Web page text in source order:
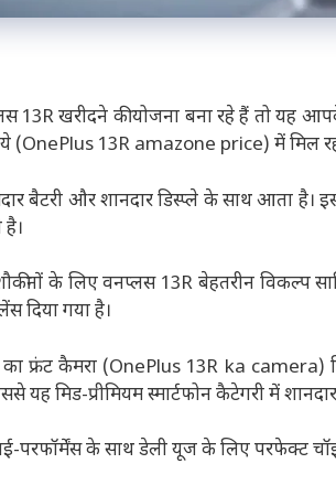
खरीदने की योजना बना रहे हैं तो यह
(OnePlus 13R amazone price) में मिल
बैटरी और शानदार डिस्प्ले के साथ आता
है।
के लिए वनप्लस 13R बेहतरीन विकल्प
दिया गया है।
फ्रंट कैमरा (OnePlus 13R ka camera)
यह मिड-प्रीमियम स्मार्टफोन कैटेगरी में
परफॉर्मेंस के साथ डेली यूज के लिए परफेक्ट